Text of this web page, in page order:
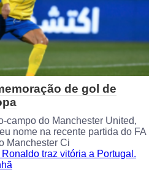
de gol de
campo do Manchester United,
nome na recente partida do FA
Manchester Ci